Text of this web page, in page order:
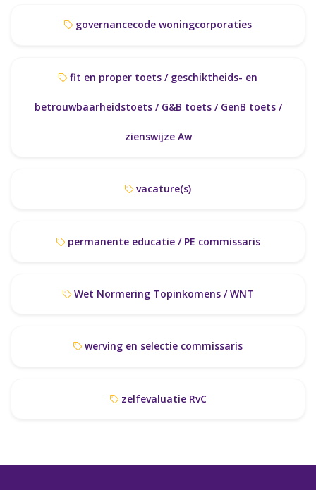
governancecode woningcorporaties
betrouwbaarheidstoets / G&B toets / GenB toets /
zienswijze Aw
vacature(s)
permanente educatie / PE commissaris
Wet Normering Topinkomens / WNT
werving en selectie commissaris
zelfevaluatie RvC